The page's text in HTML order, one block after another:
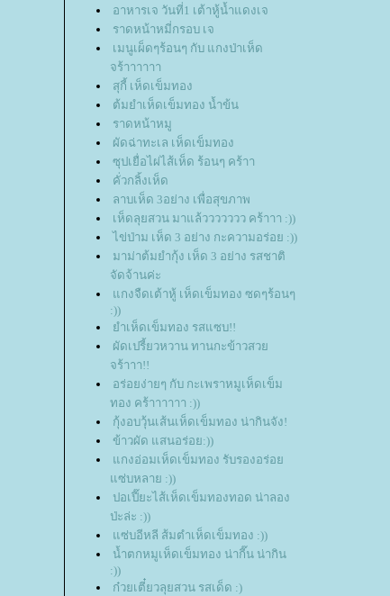
อาหารเจ วันที่1 เต้าหู้น้ำแดงเจ
ราดหน้าหมี่กรอบ เจ
เมนูเผ็ดๆร้อนๆ กับ แกงป่าเห็ด
จร้าาาาาา
สุกี้ เห็ดเข็มทอง
ต้มยำเห็ดเข็มทอง น้ำข้น
ราดหน้าหมู
ผัดฉ่าทะเล เห็ดเข็มทอง
ซุปเยื่อไผ่ไส้เห็ด ร้อนๆ คร้าา
คั่วกลิ้งเห็ด
ลาบเห็ด 3อย่าง เพื่อสุขภาพ
เห็ดลุยสวน มาแล้ววววววว คร้าาา :))
ไข่ป่าม เห็ด 3 อย่าง กะความอร่อย :))
มาม่าต้มยำกุ้ง เห็ด 3 อย่าง รสชาติ
จัดจ้านค่ะ
กงจืดเต้าหู้ เห็ดเข็มทอง ซดๆร้อนๆ
:))
ำเห็ดเข็มทอง รสแซบ!!
ผัดเปรี้ยวหวาน ทานกะข้าวสว
จร้าาา!!
อร่อยง่ายๆ กับ กะเพราหมูเห็ดเข็ม
ทอง คร้าาาาาา :))
กุ้งอบวุ้นเส้นเห็ดเข็มทอง น่ากินจัง!
ข้าวผัด แสนอร่อย:))
กงอ่อมเห็ดเข็มทอง รับรองอร่อ
ซ่บหลาย :))
ปอเปี๊ยะไส้เห็ดเข็มทองทอด น่าลอง
ป่ะล่ะ :))
ซ่บอีหลี ส้มตำเห็ดเข็มทอง :))
น้ำตกหมูเห็ดเข็มทอง น่ากี๊น น่ากิน
:))
ก๋วยเตี๋ยวลุยสวน รสเด็ด :)